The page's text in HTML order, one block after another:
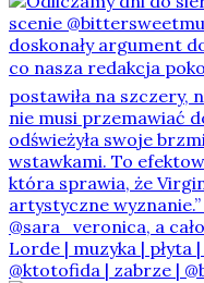
@ktotofida | zabrze |